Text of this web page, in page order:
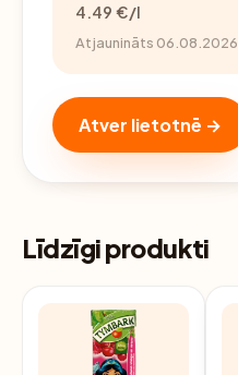
4.49 €/l
Atjaunināts 06.08.2026
Atver lietotnē →
Līdzīgi produkti